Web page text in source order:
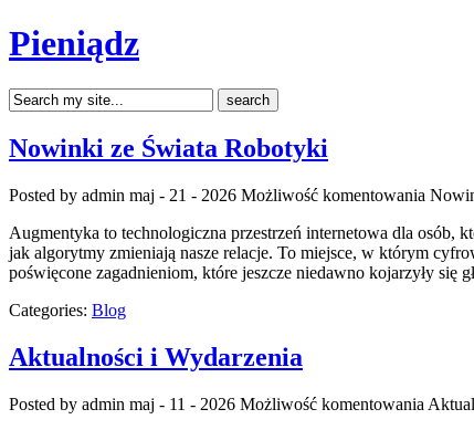
Pieniądz
Nowinki ze Świata Robotyki
Posted by admin maj - 21 - 2026 Możliwość komentowania
Augmentyka to technologiczna przestrzeń internetowa dla osób,
jak algorytmy zmieniają nasze relacje. To miejsce, w którym
poświęcone zagadnieniom, które jeszcze niedawno kojarzyły
Categories: Blog
Aktualności i Wydarzenia
Posted by admin maj - 11 - 2026 Możliwość komentowania